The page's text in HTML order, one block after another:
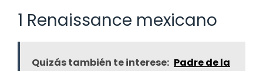
1 Renaissance mexicano
Quizás también te interese: Padre de la